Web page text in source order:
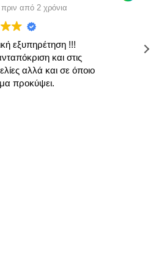
2 χρόνια
!!!
και στις
αλλά και σε όποιο